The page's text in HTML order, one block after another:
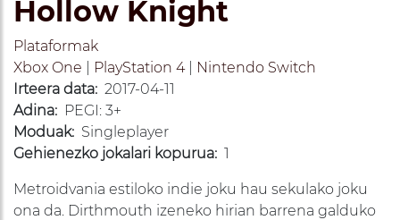
Hollow Knight
Plataformak
Xbox One
PlayStation 4|
Nintendo Switch
Irteera data: 2017-04-11
Adina: PEGI: 3+
Moduak: Singleplayer
Gehienezko jokalari kopurua: 1
Metroidvania estiloko indie joku hau sekulako joku
ona da. Dirthmouth izeneko hirian barrena galduko